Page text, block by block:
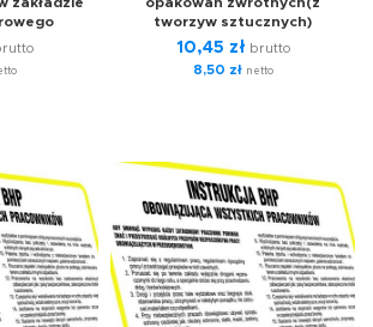
tworzyw sztucznych)
10,45 zł brutto
8,50 złnetto